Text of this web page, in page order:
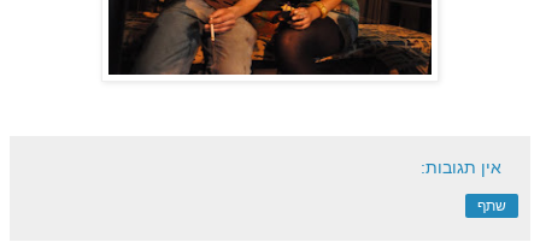
אין תגובות:
שתף